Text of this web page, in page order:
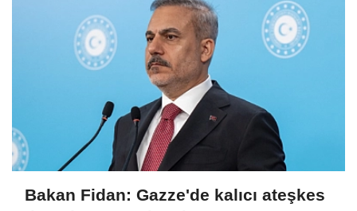
Bakan Fidan: Gazze'de kalıcı ateşkes